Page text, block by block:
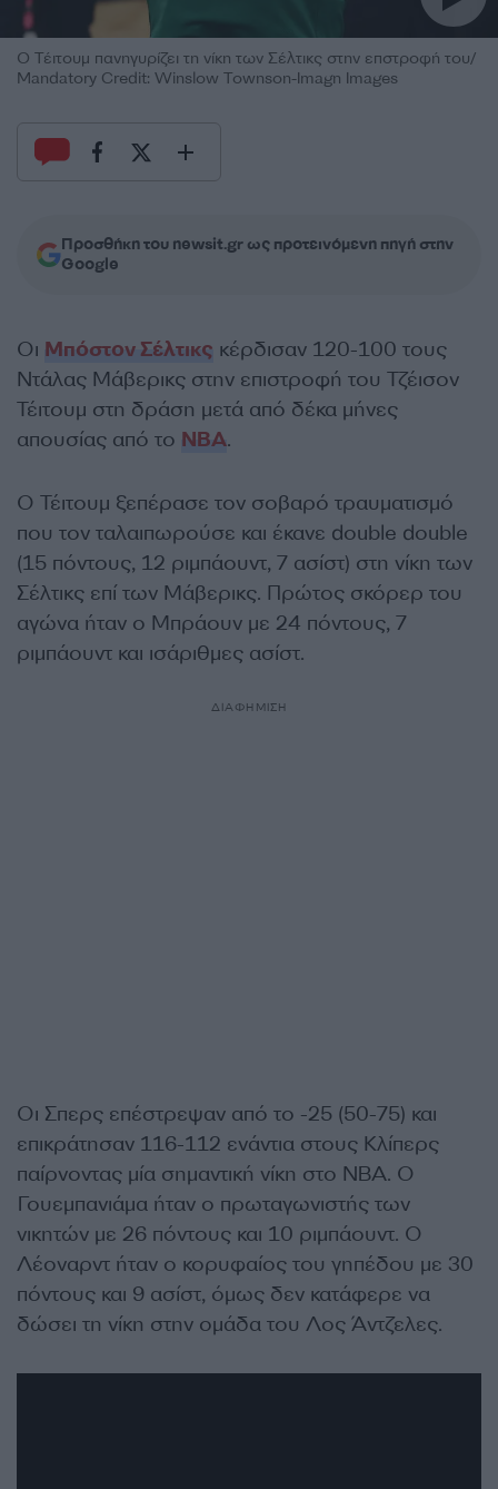
Ο Τέιτουμ πανηγυρίζει τη νίκη των Σέλτικς στην επστροφή του/
Mandatory Credit: Winslow Townson-Imagn Images
Προσθήκη του newsit.gr ως προτεινόμενη πηγή στην
Google
Οι Μπόστον Σέλτικς κέρδισαν 120-100 τους
Ντάλας Μάβερικς στην επιστροφή του Τζέισον
Τέιτουμ στη δράση μετά από δέκα μήνες
απουσίας από το NBA.
Ο Τέιτουμ ξεπέρασε τον σοβαρό τραυματισμό
που τον ταλαιπωρούσε και έκανε double double
(15 πόντους, 12 ριμπάουντ, 7 ασίστ) στη νίκη των
Σέλτικς επί των Μάβερικς. Πρώτος σκόρερ του
αγώνα ήταν ο Μπράουν με 24 πόντους, 7
ριμπάουντ και ισάριθμες ασίστ.
ΔΙΑΦΗΜΙΣΗ
Οι Σπερς επέστρεψαν από το -25 (50-75) και
επικράτησαν 116-112 ενάντια στους Κλίπερς
παίρνοντας μία σημαντική νίκη στο NBA. Ο
Γουεμπανιάμα ήταν ο πρωταγωνιστής των
νικητών με 26 πόντους και 10 ριμπάουντ. Ο
Λέοναρντ ήταν ο κορυφαίος του γηπέδου με 30
πόντους και 9 ασίστ, όμως δεν κατάφερε να
δώσει τη νίκη στην ομάδα του Λος Άντζελες.